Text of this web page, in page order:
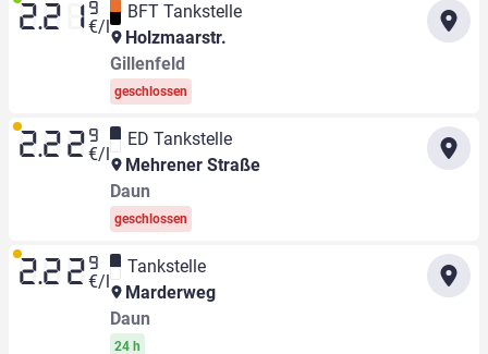
2.21 9
€/l
BFT Tankstelle
Holzmaarstr.
Gillenfeld
geschlossen
2.22 9
€/l
ED Tankstelle
Mehrener Straße
Daun
geschlossen
2.22 9
€/l
Tankstelle
Marderweg
Daun
24 h